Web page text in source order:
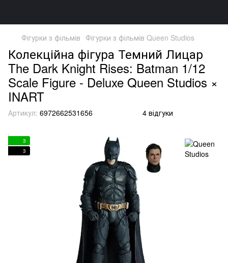
Фігурки з фільмів Фігурки з фільмів Queen Studios
Колекційна фігура Темний Лицар
The Dark Knight Rises: Batman 1/12
Scale Figure - Deluxe Queen Studios ×
INART
Артикул: 6972662531656 4 відгуки
3
3